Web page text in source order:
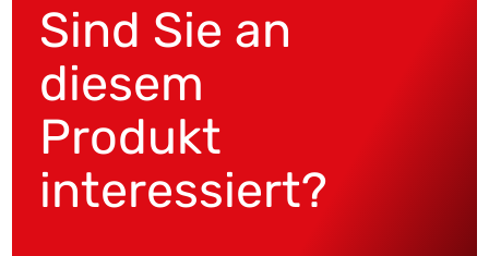
Sind Sie an
diesem
Produkt
interessiert?